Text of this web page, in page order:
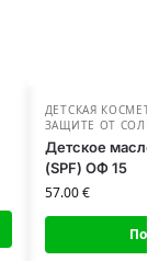
ДЕТСКАЯ
ЗАЩИТЕ ОТ
Детское
(SPF) ОФ 15
57.00€